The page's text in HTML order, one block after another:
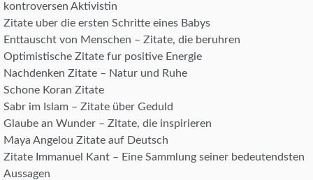
kontroversen Aktivistin
Zitate uber die ersten Schritte eines Babys
Enttauscht von Menschen – Zitate, die beruhren
Optimistische Zitate fur positive Energie
Nachdenken Zitate – Natur und Ruhe
Schone Koran Zitate
Sabr im Islam – Zitate über Geduld
Glaube an Wunder – Zitate, die inspirieren
Maya Angelou Zitate auf Deutsch
Zitate Immanuel Kant – Eine Sammlung seiner bedeutendsten
Aussagen